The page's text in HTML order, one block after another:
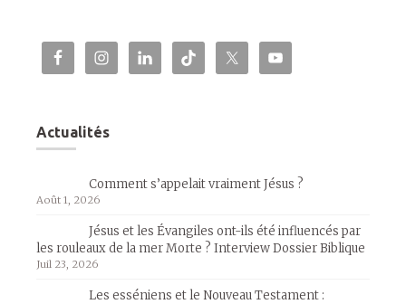
Actualités
Comment s’appelait vraiment Jésus ?
Août 1, 2026
Jésus et les Évangiles ont-ils été influencés par
les rouleaux de la mer Morte ? Interview Dossier Biblique
Juil 23, 2026
Les esséniens et le Nouveau Testament :